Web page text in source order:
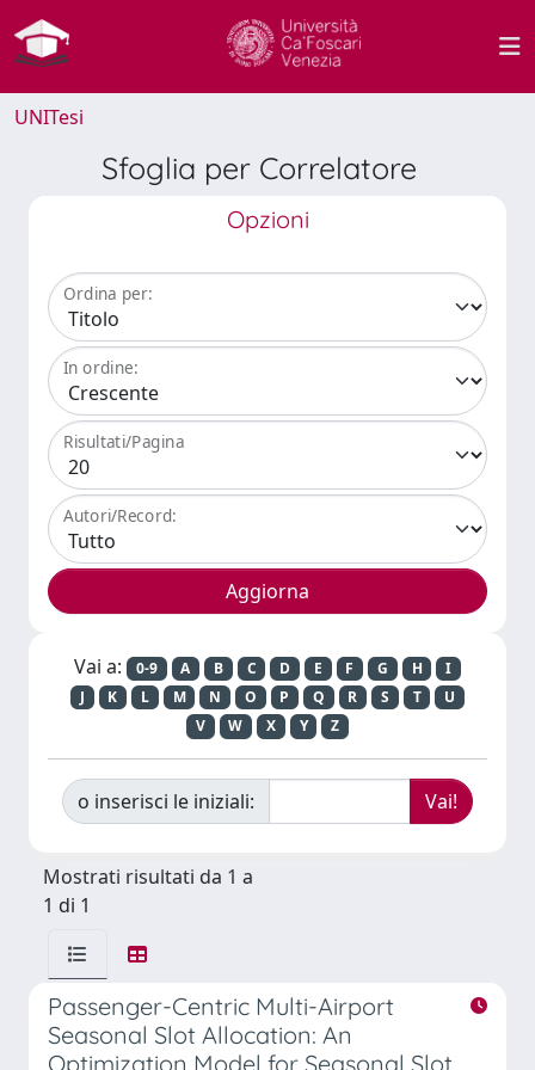
UNITesi
Sfoglia per Correlatore
Opzioni
Ordina per:
In ordine:
Risultati/Pagina
Autori/Record:
Vai a: 0-9 A B C D E F G H
I
J
K L M N O P Q R S T
U
V
W X Y Z
o inserisci le iniziali:
Mostrati risultati da 1 a
1 di 1
Passenger-Centric Multi-Airport
Seasonal Slot Allocation: An
Optimization Model for Seasonal Slot